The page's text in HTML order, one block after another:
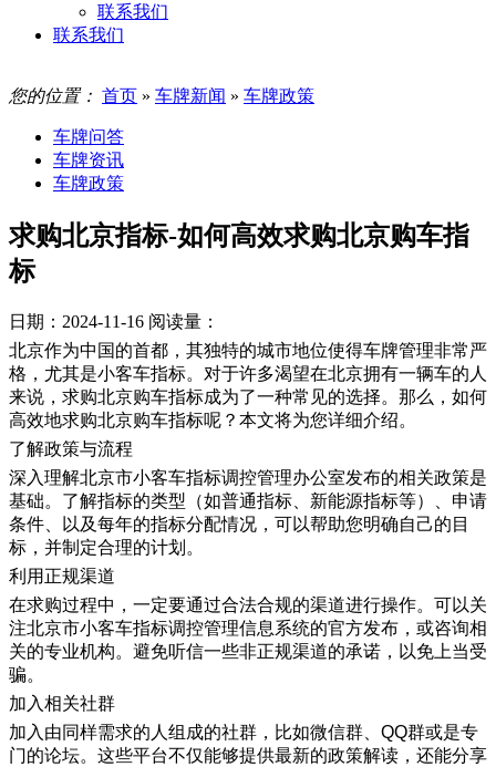
联系我们
联系我们
您的位置： 首页 » 车牌新闻 » 车牌政策
车牌问答
车牌资讯
车牌政策
求购北京指标-如何高效求购北京购车指
标
日期：2024-11-16 阅读量：
北京作为中国的首都，其独特的城市地位使得车牌管理非常严
格，尤其是小客车指标。对于许多渴望在北京拥有一辆车的人
来说，求购北京购车指标成为了一种常见的选择。那么，如何
高效地求购北京购车指标呢？本文将为您详细介绍。
了解政策与流程
深入理解北京市小客车指标调控管理办公室发布的相关政策是
基础。了解指标的类型（如普通指标、新能源指标等）、申请
条件、以及每年的指标分配情况，可以帮助您明确自己的目
标，并制定合理的计划。
利用正规渠道
在求购过程中，一定要通过合法合规的渠道进行操作。可以关
注北京市小客车指标调控管理信息系统的官方发布，或咨询相
关的专业机构。避免听信一些非正规渠道的承诺，以免上当受
骗。
加入相关社群
加入由同样需求的人组成的社群，比如微信群、QQ群或是专
门的论坛。这些平台不仅能够提供最新的政策解读，还能分享